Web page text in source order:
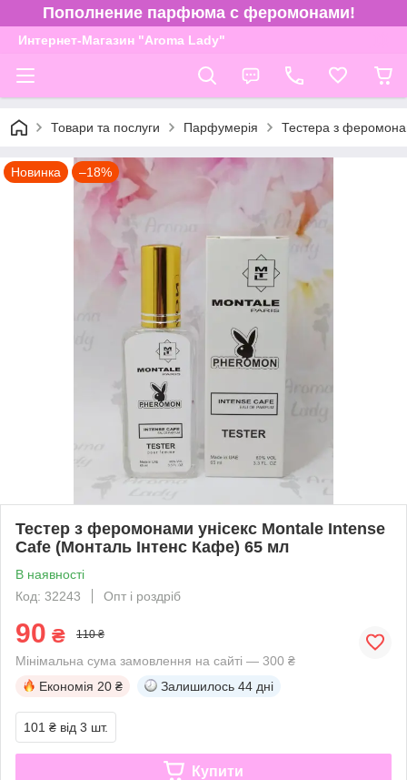
Пополнение парфюма с феромонами!
Интернет-Магазин "Aroma Lady"
Товари та послуги Парфумерія Тестера з
Новинка –18%
Тестер з феромонами унісекс Montale Intense
Cafe (Монталь Інтенс Кафе) 65 мл
В наявності
Код: 32243
Опт і роздріб
90 ₴ 110 ₴
Мінімальна сума замовлення на сайті — 300 ₴
Економія 20 ₴ Залишилось 44 дні
101 ₴ від 3 шт.
Купити